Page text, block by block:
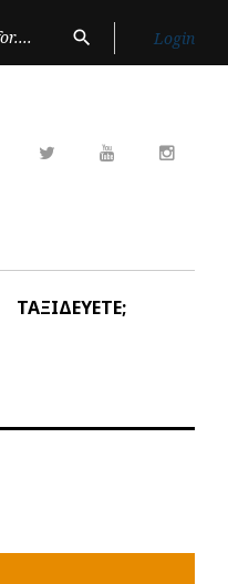
Login
for:
search
ΤΑΞΙΔΕΥΕΤΕ;